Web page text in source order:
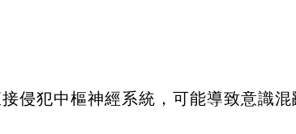
侵犯中樞神經系統，可能導致意識混